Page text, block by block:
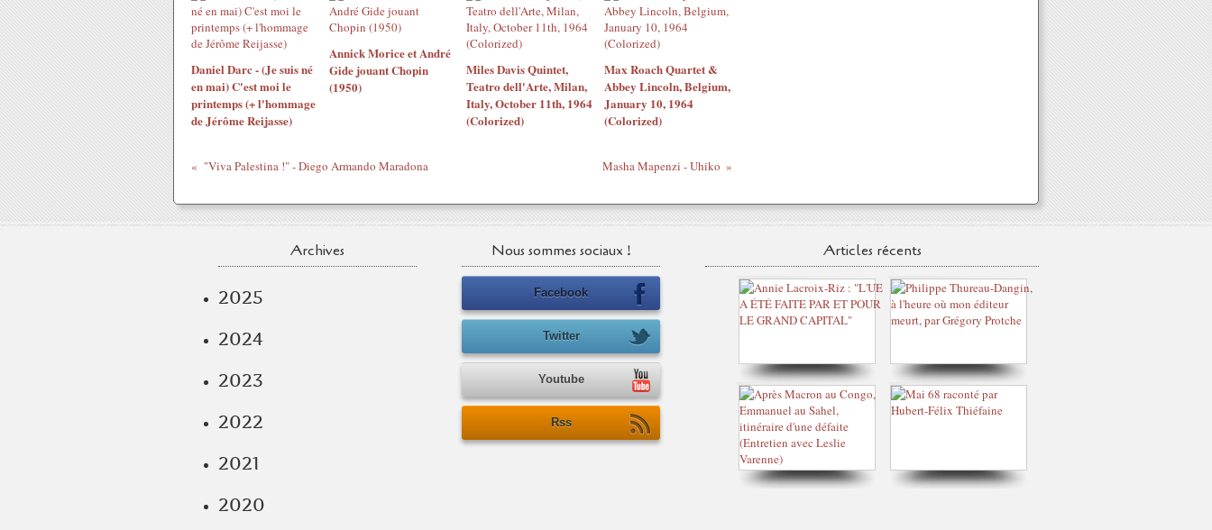
Daniel Darc - (Je suis né
en mai) C'est moi le
printemps (+ l'hommage
de Jérôme Reijasse)
Annick Morice et André
Gide jouant Chopin
(1950)
Miles Davis Quintet,
Teatro dell'Arte, Milan,
Italy, October 11th, 1964
(Colorized)
Max Roach Quartet &
Abbey Lincoln, Belgium,
January 10, 1964
(Colorized)
"Viva Palestina !" - Diego Armando Maradona Masha Mapenzi - Uhiko
Archives
2025
2024
2023
2022
2021
2020
Nous sommes sociaux !
Facebook
Twitter
Youtube
Rss
Articles récents